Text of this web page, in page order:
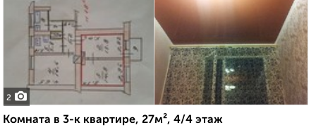
2
Комната в 3-к квартире, 27м², 4/4 этаж